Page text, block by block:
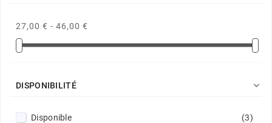
27,00 € - 46,00 €
DISPONIBILITÉ 
Disponible (3)